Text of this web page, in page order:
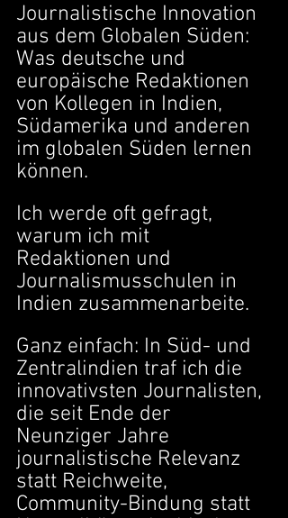
Journalistische Innovation
aus dem Globalen Süden:
Was deutsche und
europäische Redaktionen
von Kollegen in Indien,
Südamerika und anderen
im globalen Süden lernen
können.
Ich werde oft gefragt,
warum ich mit
Redaktionen und
Journalismusschulen in
Indien zusammenarbeite.
Ganz einfach: In Süd- und
Zentralindien traf ich die
innovativsten Journalisten,
die seit Ende der
Neunziger Jahre
journalistische Relevanz
statt Reichweite,
Community-Bindung statt